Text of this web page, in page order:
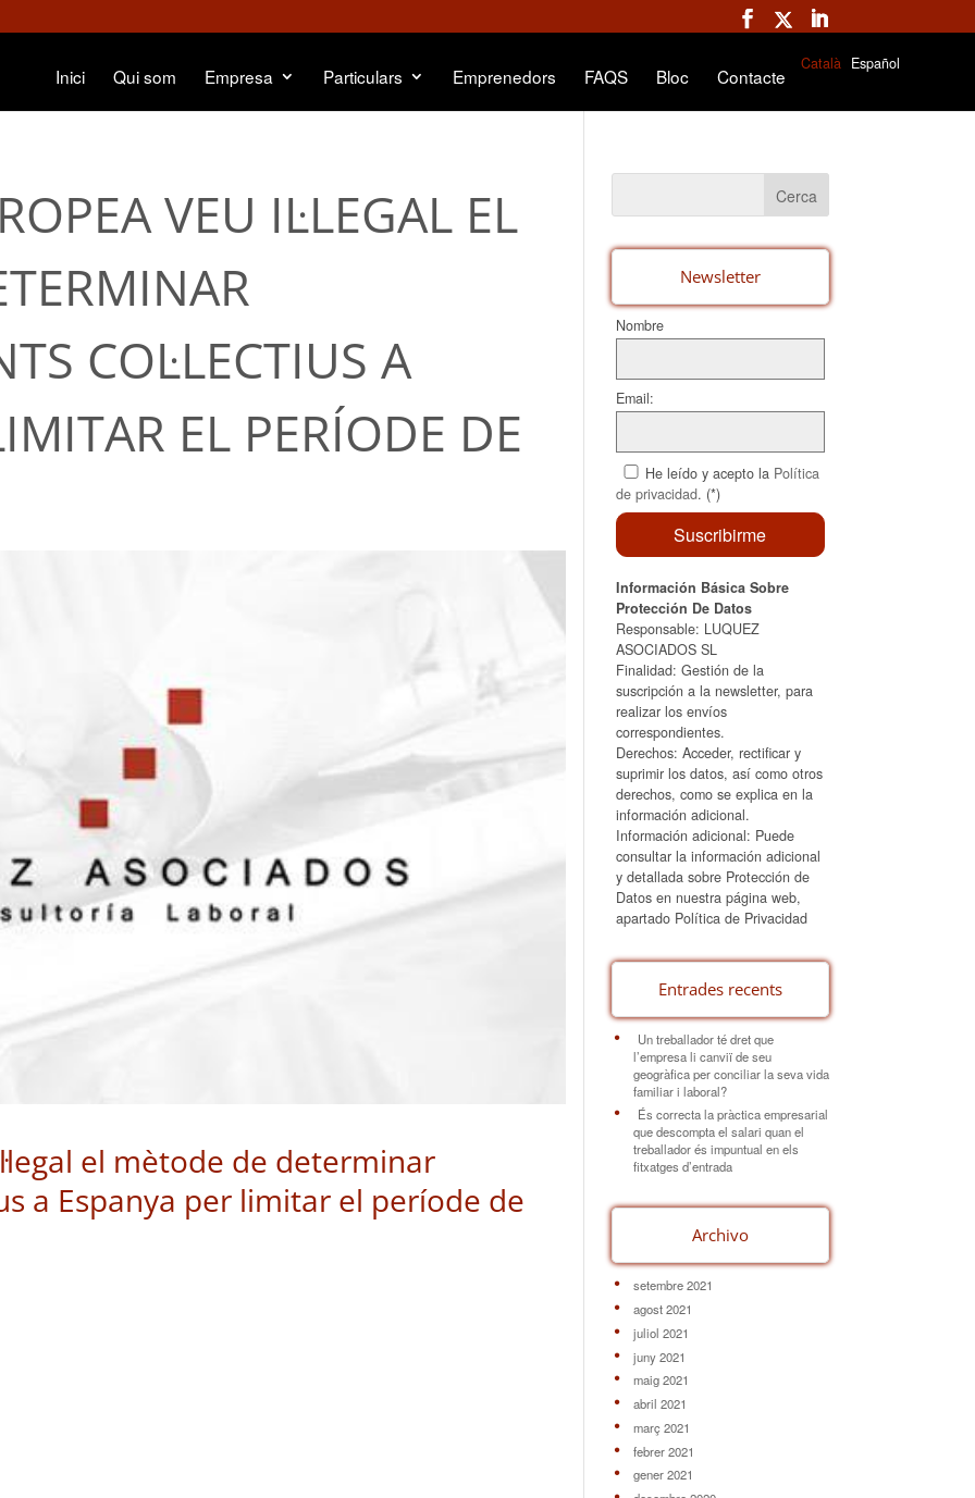
Inici Qui som Empresa Particulars Emprenedors FAQS Bloc Contacte
Català Español
VEU IL·LEGAL EL
COL·LECTIUS A
EL PERÍODE DE
el mètode de determinar
a Espanya per limitar el període de
Newsletter
Nombre
Email:
He leído y acepto la Política
de privacidad. (*)
Información Básica Sobre
Protección De Datos
Responsable: LUQUEZ
ASOCIADOS SL
Finalidad: Gestión de la
suscripción a la newsletter, para
realizar los envíos
correspondientes.
Derechos: Acceder, rectificar y
suprimir los datos, así como otros
derechos, como se explica en la
información adicional.
Información adicional: Puede
consultar la información adicional
y detallada sobre Protección de
Datos en nuestra página web,
apartado Política de Privacidad
Entrades recents
Un treballador té dret que
l’empresa li canviï de seu
geogràfica per conciliar la seva vida
familiar i laboral?
És correcta la pràctica empresarial
que descompta el salari quan el
treballador és impuntual en els
fitxatges d’entrada
Archivo
setembre 2021
agost 2021
juliol 2021
juny 2021
maig 2021
abril 2021
març 2021
febrer 2021
gener 2021